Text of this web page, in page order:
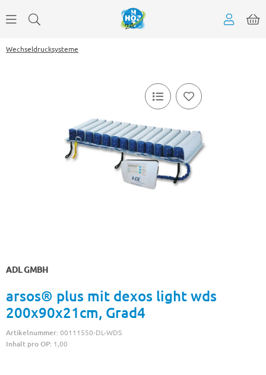
Wechseldrucksysteme
ADL GMBH
arsos® plus mit dexos light wds
200x90x21cm, Grad4
Artikelnummer:00111550-DL-WDS
Inhalt pro OP: 1,00